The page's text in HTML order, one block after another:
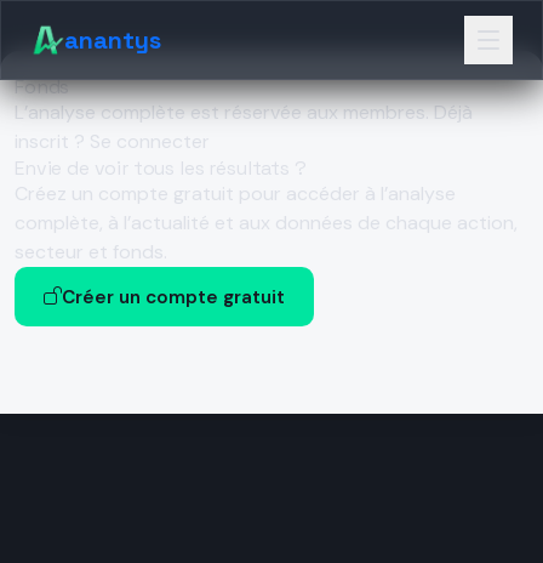
anantys
Fonds
L’analyse complète est réservée aux membres.Déjà
inscrit ? Se connecter
Envie de voir tous les résultats ?
Créez un compte gratuit pour accéder à l’analyse
complète, à l’actualité et aux données de chaque action,
secteur et fonds.
Créer un compte gratuit